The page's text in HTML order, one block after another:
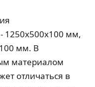
1250х500х100 мм,
мм. В
материалом
отличаться в